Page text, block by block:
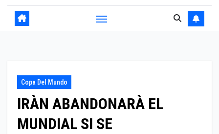
Copa Del Mundo
IRÀN ABANDONARÀ EL
MUNDIAL SI SE